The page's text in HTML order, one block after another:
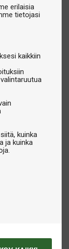
erilaisia
tietojasi
kaikkiin
kuinka
ja kuinka